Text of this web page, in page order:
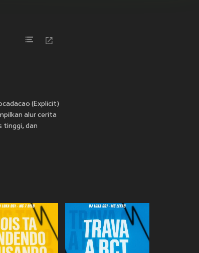
(Explicit)
alur cerita
tinggi, dan